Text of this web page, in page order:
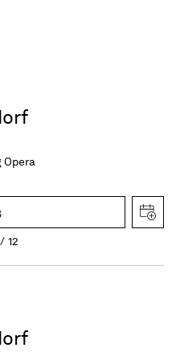
Opera
12